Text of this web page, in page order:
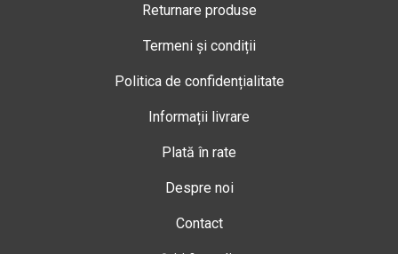
Returnare produse
Termeni și condiții
Politica de confidențialitate
Informații livrare
Plată în rate
Despre noi
Contact